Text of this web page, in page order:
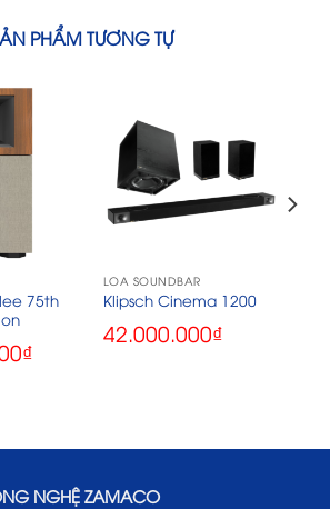
PHẨM TƯƠNG TỰ
75th
₫
LOA SOUNDBAR
Klipsch Cinema 1200
42.000.000₫
NGHỆ ZAMACO